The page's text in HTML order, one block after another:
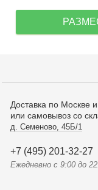
Доставка по Москве
или самовывоз со
д. Семеново, 45Б/1
+7 (495) 201-32-27
Ежедневно с 9:00 до